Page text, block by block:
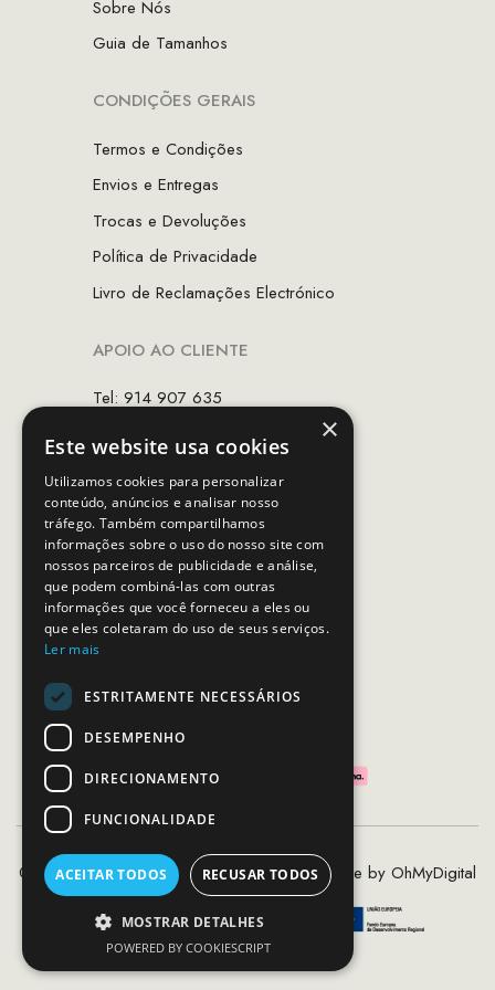
Sobre Nós
Guia de Tamanhos
CONDIÇÕES GERAIS
Termos e Condições
Envios e Entregas
Trocas e Devoluções
Política de Privacidade
Livro de Reclamações Electrónico
APOIO AO CLIENTE
Tel: 914 907 635
Horário de contacto:
Dias úteis das 10h as 19h
SEGUE-NOS
PAGAMENTOS SEGUROS
©2020 - 2026 MCS - Mob Crew Store | Made by OhMyDigital
×
Este website usa cookies
Utilizamos cookies para personalizar
conteúdo, anúncios e analisar nosso
tráfego. Também compartilhamos
informações sobre o uso do nosso site com
nossos parceiros de publicidade e análise,
que podem combiná-las com outras
informações que você forneceu a eles ou
que eles coletaram do uso de seus serviços.
Ler mais
ESTRITAMENTE NECESSÁRIOS
DESEMPENHO
DIRECIONAMENTO
FUNCIONALIDADE
ACEITAR TODOS RECUSAR TODOS
MOSTRAR DETALHES
POWERED BY COOKIESCRIPT